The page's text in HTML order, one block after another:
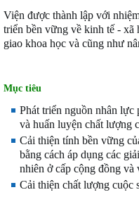
Viện được thành lập với
triển bền vững về kinh tế -
giao khoa học và cũng như
Mục tiêu
Phát triển nguồn nhân lực
và huấn luyện chất lượng
Cải thiện tính bền vững
bằng cách áp dụng các
nhiên ở cấp cộng đồng và
Cải thiện chất lượng cuộc